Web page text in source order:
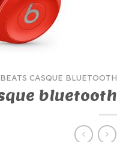
BEATS CASQUE BLUETOOTH
bluetooth